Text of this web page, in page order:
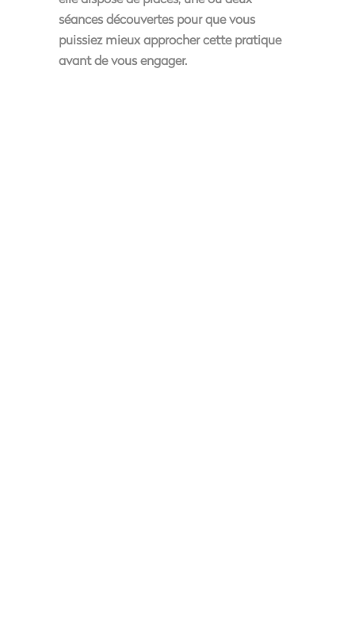
séances découvertes pour que vous
puissiez mieux approcher cette pratique
avant de vous engager.